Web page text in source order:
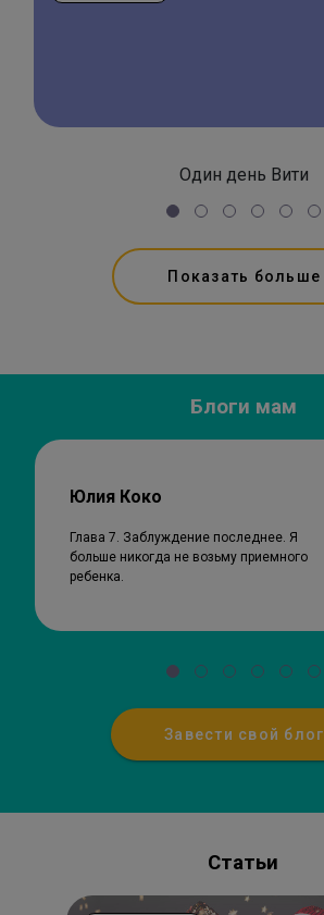
Один день Вити
Показать больше
Блоги мам
Юлия Коко
Глава 7. Заблуждение последнее. Я
больше никогда не возьму приемного
ребенка.
Завести свой блог
Статьи